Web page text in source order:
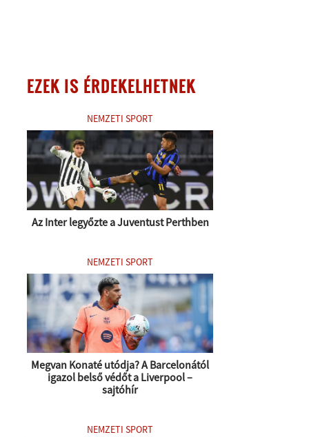
EZEK IS ÉRDEKELHETNEK
NEMZETI SPORT
Az Inter legyőzte a Juventust Perthben
NEMZETI SPORT
Megvan Konaté utódja? A Barcelonától
igazol belső védőt a Liverpool –
sajtóhír
NEMZETI SPORT